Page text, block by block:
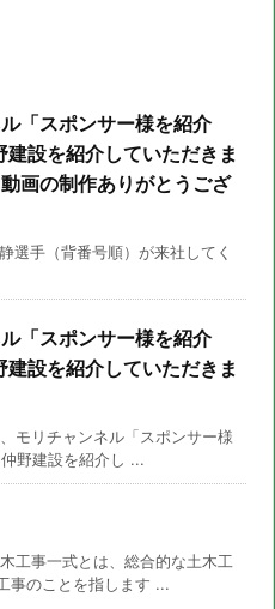
「スポンサー様を紹介
設を紹介していただきま
画の制作ありがとうござ
選手（背番号順）が来社してく
「スポンサー様を紹介
設を紹介していただきま
モリチャンネル「スポンサー様
野建設を紹介し ...
工事一式とは、総合的な土木工
事のことを指します ...